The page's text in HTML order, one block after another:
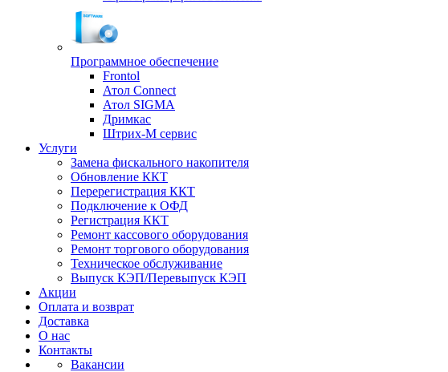
Программное обеспечение
Frontol
Атол Connect
Атол SIGMA
Дримкас
Штрих-М сервис
Услуги
Замена фискального накопителя
Обновление ККТ
Перерегистрация ККТ
Подключение к ОФД
Регистрация ККТ
Ремонт кассового оборудования
Ремонт торгового оборудования
Техническое обслуживание
Выпуск КЭП/Перевыпуск КЭП
Акции
Оплата и возврат
Доставка
О нас
Контакты
Вакансии